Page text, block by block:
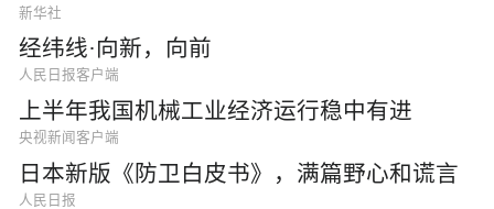
新华社
经纬线·向新，向前
人民日报客户端
上半年我国机械工业经济运行稳中有进
央视新闻客户端
日本新版《防卫白皮书》，满篇野心和谎言
人民日报